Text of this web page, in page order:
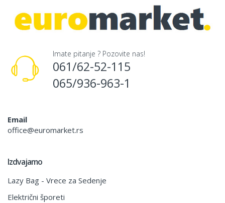
Imate pitanje ? Pozovite nas!
061/62-52-115
065/936-963-1
Email
office@euromarket.rs
Izdvajamo
Lazy Bag - Vrece za Sedenje
Električni šporeti